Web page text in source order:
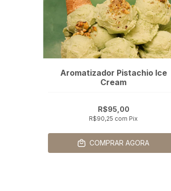
Aromatizador Pistachio Ice
Cream
R$95,00
R$90,25 com Pix
COMPRAR AGORA